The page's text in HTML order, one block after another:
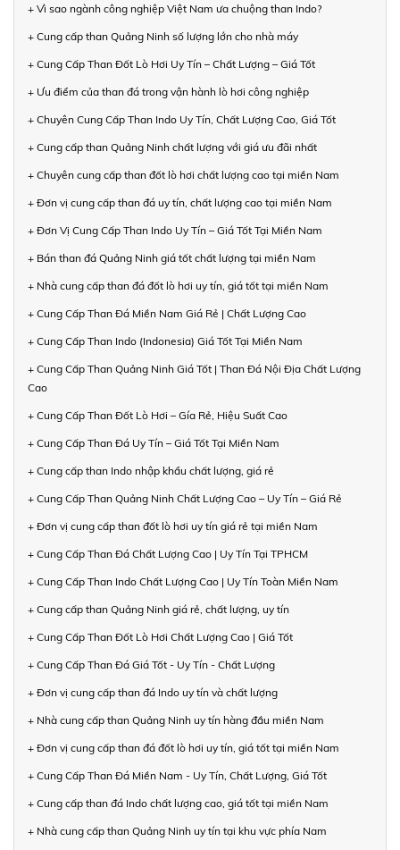
+ Vì sao ngành công nghiệp Việt Nam ưa chuộng than Indo?
+ Cung cấp than Quảng Ninh số lượng lớn cho nhà máy
+ Cung Cấp Than Đốt Lò Hơi Uy Tín – Chất Lượng – Giá Tốt
+ Ưu điểm của than đá trong vận hành lò hơi công nghiệp
+ Chuyên Cung Cấp Than Indo Uy Tín, Chất Lượng Cao, Giá Tốt
+ Cung cấp than Quảng Ninh chất lượng với giá ưu đãi nhất
+ Chuyên cung cấp than đốt lò hơi chất lượng cao tại miền Nam
+ Đơn vị cung cấp than đá uy tín, chất lượng cao tại miền Nam
+ Đơn Vị Cung Cấp Than Indo Uy Tín – Giá Tốt Tại Miền Nam
+ Bán than đá Quảng Ninh giá tốt chất lượng tại miền Nam
+ Nhà cung cấp than đá đốt lò hơi uy tín, giá tốt tại miền Nam
+ Cung Cấp Than Đá Miền Nam Giá Rẻ | Chất Lượng Cao
+ Cung Cấp Than Indo (Indonesia) Giá Tốt Tại Miền Nam
+ Cung Cấp Than Quảng Ninh Giá Tốt | Than Đá Nội Địa Chất Lượng
Cao
+ Cung Cấp Than Đốt Lò Hơi – Gía Rẻ, Hiệu Suất Cao
+ Cung Cấp Than Đá Uy Tín – Giá Tốt Tại Miền Nam
+ Cung cấp than Indo nhập khẩu chất lượng, giá rẻ
+ Cung Cấp Than Quảng Ninh Chất Lượng Cao – Uy Tín – Giá Rẻ
+ Đơn vị cung cấp than đốt lò hơi uy tín giá rẻ tại miền Nam
+ Cung Cấp Than Đá Chất Lượng Cao | Uy Tín Tại TPHCM
+ Cung Cấp Than Indo Chất Lượng Cao | Uy Tín Toàn Miền Nam
+ Cung cấp than Quảng Ninh giá rẻ, chất lượng, uy tín
+ Cung Cấp Than Đốt Lò Hơi Chất Lượng Cao | Giá Tốt
+ Cung Cấp Than Đá Giá Tốt - Uy Tín - Chất Lượng
+ Đơn vị cung cấp than đá Indo uy tín và chất lượng
+ Nhà cung cấp than Quảng Ninh uy tín hàng đầu miền Nam
+ Đơn vị cung cấp than đá đốt lò hơi uy tín, giá tốt tại miền Nam
+ Cung Cấp Than Đá Miền Nam - Uy Tín, Chất Lượng, Giá Tốt
+ Cung cấp than đá Indo chất lượng cao, giá tốt tại miền Nam
+ Nhà cung cấp than Quảng Ninh uy tín tại khu vực phía Nam